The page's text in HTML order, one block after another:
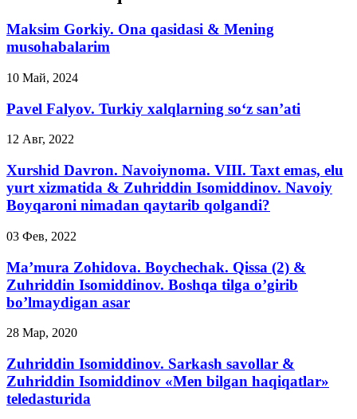
Maksim Gorkiy. Ona qasidasi & Mening
musohabalarim
10 Май, 2024
Pavel Falyov. Turkiy xalqlarning so‘z san’ati
12 Авг, 2022
Xurshid Davron. Navoiynoma. VIII. Taxt emas, elu
yurt xizmatida & Zuhriddin Isomiddinov. Navoiy
Boyqaroni nimadan qaytarib qolgandi?
03 Фев, 2022
Ma’mura Zohidova. Boychechak. Qissa (2) &
Zuhriddin Isomiddinov. Boshqa tilga o’girib
bo’lmaydigan asar
28 Мар, 2020
Zuhriddin Isomiddinov. Sarkash savollar &
Zuhriddin Isomiddinov «Men bilgan haqiqatlar»
teledasturida